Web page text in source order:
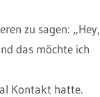
zu sagen: „Hey,
das möchte ich
Kontakt hatte.